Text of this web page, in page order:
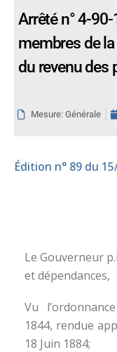
Arrêté n° 4-
membres de
du revenu des
Mesure: Générale
Édition n° 89 du
Le Gouverneur
et dépendances,
Vu
1844, rendue
18 Juin 1884;